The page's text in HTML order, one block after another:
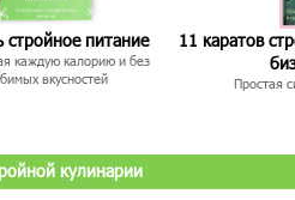
стройное питание
каждую калорию и без
вкусностей
11 каратов
Простая
кулинарии